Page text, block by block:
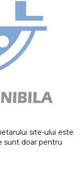
site-ului este
sunt doar pentru